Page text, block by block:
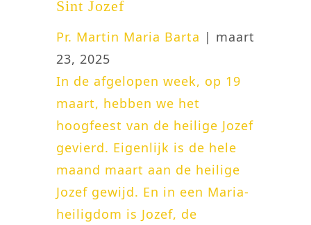
Sint Jozef
Pr. Martin Maria Barta | maart
23, 2025
In de afgelopen week, op 19
maart, hebben we het
hoogfeest van de heilige Jozef
gevierd. Eigenlijk is de hele
maand maart aan de heilige
Jozef gewijd. En in een Maria-
heiligdom is Jozef, de